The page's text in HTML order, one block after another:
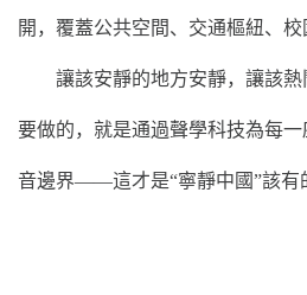
開，覆蓋公共空間、交通樞紐、校
讓該安靜的地方安靜，讓該熱
要做的，就是通過聲學科技為每
音邊界——這才是“寧靜中國”該有